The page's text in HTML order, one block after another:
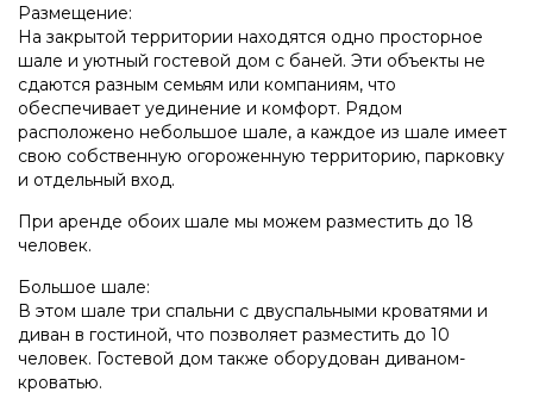
Размещение:
На закрытой территории находятся одно просторное
шале и уютный гостевой дом с баней. Эти объекты не
сдаются разным семьям или компаниям, что
обеспечивает уединение и комфорт. Рядом
расположено небольшое шале, а каждое из шале имеет
свою собственную огороженную территорию, парковку
и отдельный вход.
При аренде обоих шале мы можем разместить до 18
человек.
Большое шале:
В этом шале три спальни с двуспальными кроватями и
диван в гостиной, что позволяет разместить до 10
человек. Гостевой дом также оборудован диваном-
кроватью.